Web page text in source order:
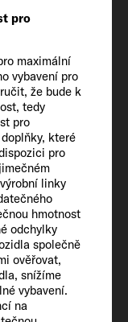
pro
maximální
vybavení pro
že bude k
tedy
pro
které
pro
linky
hmotnost
odchylky
společně
ověřovat,
snížíme
vybavení.
na